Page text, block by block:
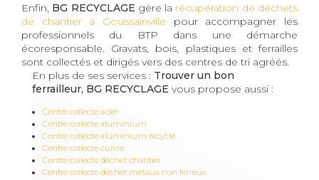
Enfin, BG RECYCLAGE gère la récupération de déchets
de chantier à Goussainville pour accompagner les
professionnels du BTP dans une démarche
écoresponsable. Gravats, bois, plastiques et ferrailles
sont collectés et dirigés vers des centres de tri agréés.
En plus de ses services : Trouver un bon
ferrailleur, BG RECYCLAGE vous propose aussi :
Centre collecte acier
Centre collecte aluminium
Centre collecte aluminium recyclé
Centre collecte cuivre
Centre collecte déchet chantier
Centre collecte déchet métaux non ferreux